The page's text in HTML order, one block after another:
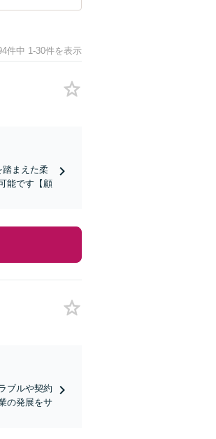
件中 1-30件を表示
踏まえた柔
能です【顧
ブルや契約
の発展をサ